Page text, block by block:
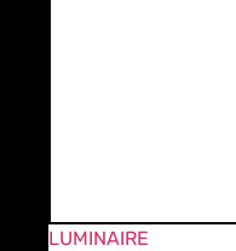
LUMINAIRE